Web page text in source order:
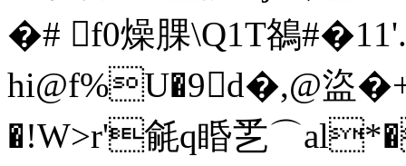
�# f0燥腂\Q1T鵅
hi@f%U�9d�,@
�!W>r'毹q睧乯